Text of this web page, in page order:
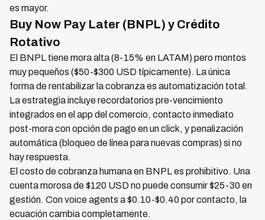
es mayor.
Buy Now Pay Later (BNPL) y Crédito
Rotativo
El BNPL tiene mora alta (8-15% en LATAM) pero montos
muy pequeños ($50-$300 USD típicamente). La única
forma de rentabilizar la cobranza es automatización total.
La estrategia incluye recordatorios pre-vencimiento
integrados en el app del comercio, contacto inmediato
post-mora con opción de pago en un click, y penalización
automática (bloqueo de línea para nuevas compras) si no
hay respuesta.
El costo de cobranza humana en BNPL es prohibitivo. Una
cuenta morosa de $120 USD no puede consumir $25-30 en
gestión. Con voice agents a $0.10-$0.40 por contacto, la
ecuación cambia completamente.